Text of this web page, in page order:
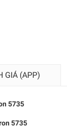
GIÁ (APP)
5735
5735